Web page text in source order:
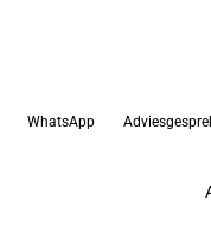
WhatsApp